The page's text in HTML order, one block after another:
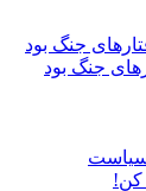
جنگ بود